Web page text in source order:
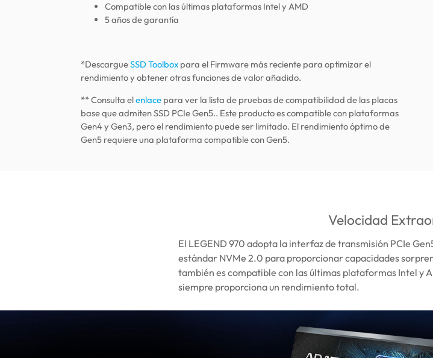
Compatible con las últimas plataformas Intel y AMD
5 años de garantía
*DescargueSSD Toolbox para el Firmware más reciente para optimizar el
rendimiento y obtener otras funciones de valor añadido.
** Consulta elenlace para ver la lista de pruebas de compatibilidad de las placas
base que admiten SSD PCIe Gen5.. Este producto es compatible con plataformas
Gen4 y Gen3, pero el rendimiento puede ser limitado. El rendimiento óptimo de
Gen5 requiere una plataforma compatible con Gen5.
Velocidad
El LEGEND 970 adopta la interfaz de transmisión PCIe
estándar NVMe 2.0 para proporcionar capacidades
también es compatible con las últimas plataformas Intel y
siempre proporciona un rendimiento total.